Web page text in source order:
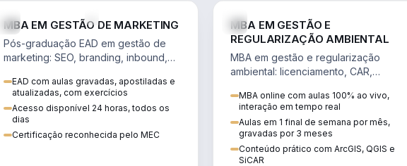
MBA EM GESTÃO DE MARKETING
Pós-graduação EAD em gestão de
marketing: SEO, branding, inbound,
decisões orientadas por dados.
EAD com aulas gravadas, apostiladas e
atualizadas, com exercícios
Acesso disponível 24 horas, todos os
dias
Certificação reconhecida pelo MEC
MBA EM GESTÃO E
REGULARIZAÇÃO AMBIENTAL
MBA em gestão e regularização
ambiental: licenciamento, CAR,
perícia ambiental com ArcGIS, QGIS e
SiCAR.
MBA online com aulas 100% ao vivo,
interação em tempo real
Aulas em 1 final de semana por mês,
gravadas por 3 meses
Conteúdo prático com ArcGIS, QGIS e
SiCAR